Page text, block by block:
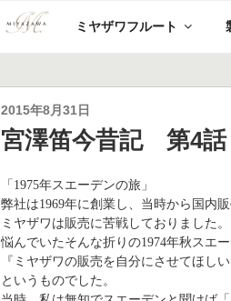
ミヤザワフルート
投
稿
日:
2015年8月31日
宮澤笛今昔記 第4話
「1975年スエーデンの旅」
弊社は1969年に創業し、当時から国内
ミヤザワは販売に苦戦しておりました。
悩んでいたそんな折りの1974年秋スエ
『ミヤザワの販売を自分にさせてほしい
というものでした。